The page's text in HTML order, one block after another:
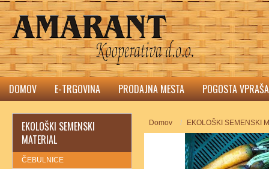
DOMOV E-TRGOVINA PRODAJNA MESTA POGOSTA
EKOLOŠKI SEMENSKI
MATERIAL
ČEBULNICE
Domov EKOLOŠKI SEMENSKI